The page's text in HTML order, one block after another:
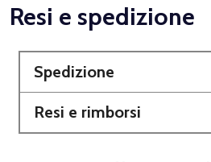
Resi e spedizione
Spedizione
Resi e rimborsi